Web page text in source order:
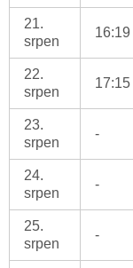
21.
srpen
16:19
22.
srpen
17:15
23.
srpen
-
24.
srpen
-
25.
srpen
-